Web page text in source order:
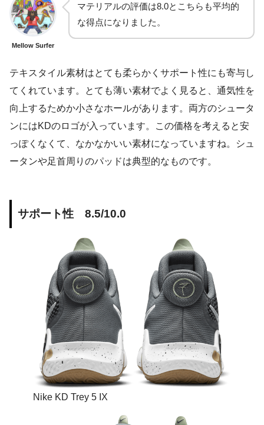
Mellow Surfer
マテリアルの評価は8.0とこちらも平均的
な得点になりました。
テキスタイル素材はとても柔らかくサポート性にも寄与し
てくれています。とても薄い素材でよく見ると、通気性を
向上するためか小さなホールがあります。両方のシュータ
ンにはKDのロゴが入っています。この価格を考えると安
っぽくなくて、なかなかいい素材になっていますね。シュ
ータンや足首周りのパッドは典型的なものです。
サポート性 8.5/10.0
Nike KD Trey 5 IX